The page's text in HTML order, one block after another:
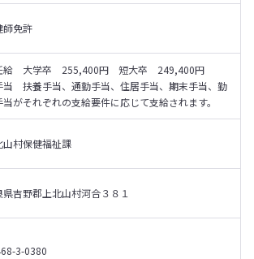
師免許
給　大学卒　255,400円　短大卒　249,400円
当　扶養手当、通勤手当、住居手当、期末手当、勤
当がそれぞれの支給要件に応じて支給されます。
山村保健福祉課
県吉野郡上北山村河合３８１
3-0380